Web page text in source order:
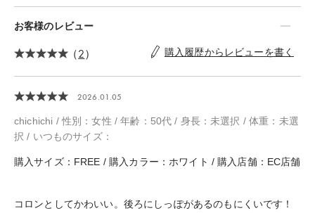
お客様のレビュー
（2） 購入履歴からレビューを書く
2026.01.05
chichichi / 性別：女性 / 年齢：50代 / 身長：未選択 / 体重：未選
択 / いつものサイズ：
購入サイズ：FREE / 購入カラー：ホワイト / 購入店舗：EC店舗
コロンとしてかわいい。後ろにしっぽがあるのもにくいです！